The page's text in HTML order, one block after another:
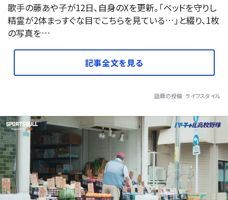
歌手の藤あや子が12日、自身のXを更新。「ベッドを守りし
精霊が2体まっすぐな目でこちらを見ている…」と綴り、1枚
の写真を…
記事全文を見る
話題の投稿 ライフスタイル